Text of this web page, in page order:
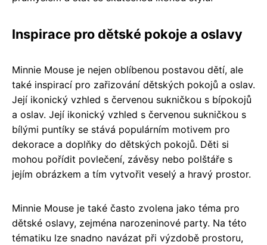
Inspirace pro dětské pokoje a oslavy
Minnie Mouse je nejen oblíbenou postavou dětí, ale
také inspirací pro zařizování dětských pokojů a oslav.
Její ikonický vzhled s červenou sukničkou s bípokojů
a oslav. Její ikonický vzhled s červenou sukničkou s
bílými puntíky se stává populárním motivem pro
dekorace a doplňky do dětských pokojů. Děti si
mohou pořídit povlečení, závěsy nebo polštáře s
jejím obrázkem a tím vytvořit veselý a hravý prostor.
Minnie Mouse je také často zvolena jako téma pro
dětské oslavy, zejména narozeninové party. Na této
tématiku lze snadno navázat při výzdobě prostoru,